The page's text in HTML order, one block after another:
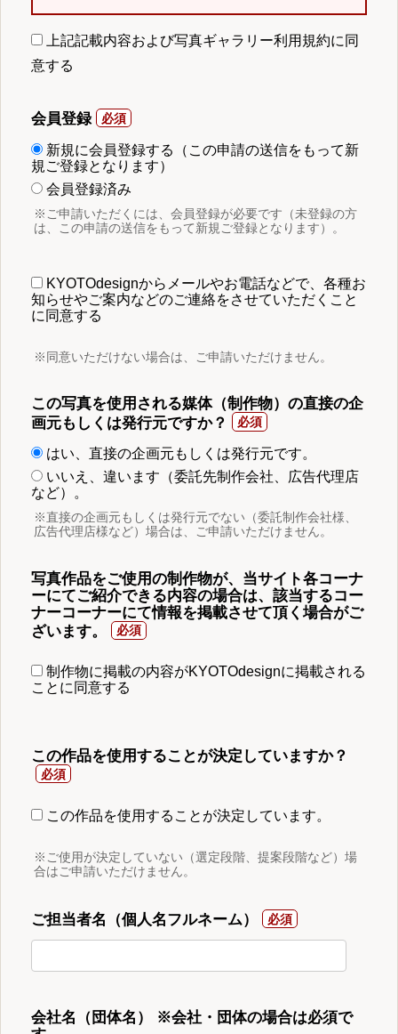
上記記載内容および写真ギャラリー利用規約に同
意する
会員登録
新規に会員登録する（この申請の送信をもって新
規ご登録となります）
会員登録済み
※ご申請いただくには、会員登録が必要です（未登録の方
は、この申請の送信をもって新規ご登録となります）。
KYOTOdesignからメールやお電話などで、各種お
知らせやご案内などのご連絡をさせていただくこと
に同意する
※同意いただけない場合は、ご申請いただけません。
この写真を使用される媒体（制作物）の直接の企
画元もしくは発行元ですか？
はい、直接の企画元もしくは発行元です。
いいえ、違います（委託先制作会社、広告代理店
など）。
※直接の企画元もしくは発行元でない（委託制作会社様、
広告代理店様など）場合は、ご申請いただけません。
写真作品をご使用の制作物が、当サイト各コーナ
ーにてご紹介できる内容の場合は、該当するコー
ナーコーナーにて情報を掲載させて頂く場合がご
ざいます。
制作物に掲載の内容がKYOTOdesignに掲載される
ことに同意する
この作品を使用することが決定していますか？
この作品を使用することが決定しています。
※ご使用が決定していない（選定段階、提案段階など）場
合はご申請いただけません。
ご担当者名（個人名フルネーム）
会社名（団体名） ※会社・団体の場合は必須で